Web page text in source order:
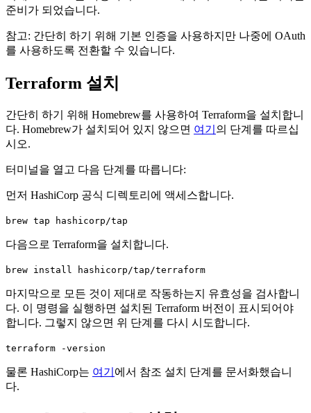
준비가 되었습니다.
참고: 간단히 하기 위해 기본 인증을 사용하지만 나중에 OAuth
를 사용하도록 전환할 수 있습니다.
Terraform 설치
간단히 하기 위해 Homebrew를 사용하여 Terraform을 설치합니
다. Homebrew가 설치되어 있지 않으면 여기 의 단계를 따르십
시오.
터미널을 열고 다음 단계를 따릅니다:
먼저 HashiCorp 공식 디렉토리에 액세스합니다.
brew tap hashicorp/tap
다음으로 Terraform을 설치합니다.
brew install hashicorp/tap/terraform
마지막으로 모든 것이 제대로 작동하는지 유효성을 검사합니
다. 이 명령을 실행하면 설치된 Terraform 버전이 표시되어야
합니다. 그렇지 않으면 위 단계를 다시 시도합니다.
terraform -version
물론 HashiCorp는 여기 에서 참조 설치 단계를 문서화했습니
다.